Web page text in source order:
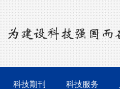
科技期刊 科技服务